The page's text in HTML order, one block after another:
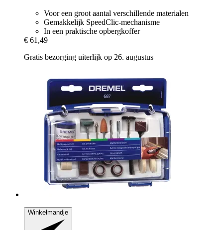
Voor een groot aantal verschillende materialen
Gemakkelijk SpeedClic-mechanisme
In een praktische opbergkoffer
€ 61,49
Gratis bezorging uiterlijk op 26. augustus
Winkelmandje